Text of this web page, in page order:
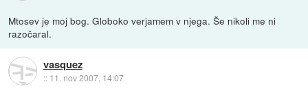
Mtosev je moj bog. Globoko verjamem v njega. Še nikoli me ni
razočaral.
vasquez
:: 11. nov 2007, 14:07